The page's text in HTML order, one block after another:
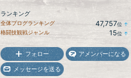
ランキング
全体ブログランキング 47,757位 ↑
グ
格闘技観戦ジャンル 15位 ↑
キ
ン
フォロー アメンバーになる
メッセージを送る